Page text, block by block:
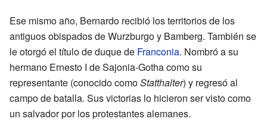
Ese mismo año, Bernardo recibió los territorios de los
antiguos obispados de Wurzburgo y Bamberg. También se
le otorgó el título de duque de Franconia. Nombró a su
hermano Ernesto I de Sajonia-Gotha como su
representante (conocido comoStatthalter) y regresó al
campo de batalla. Sus victorias lo hicieron ser visto como
un salvador por los protestantes alemanes.